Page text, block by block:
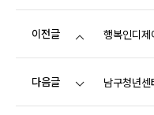
이전글 행복인디제
다음글 남구청년